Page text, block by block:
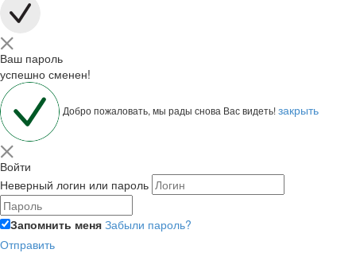
Ваш пароль
успешно сменен!
Добро пожаловать, мы рады снова Вас видеть!закрыть
Войти
Неверный логин или пароль
Запомнить меня Забыли пароль?
Отправить